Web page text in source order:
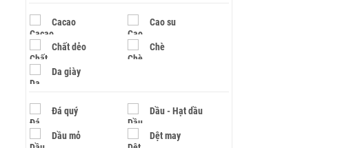
Cacao Cao su
Chất dẻo Chè
Da giày
Đá quý Dầu - Hạt dầu
Dầu mỏ Dệt may